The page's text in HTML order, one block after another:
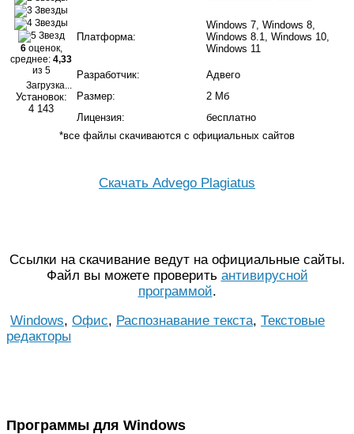
6оценок,
среднее: 4,33
из 5
Загрузка...
Установок:
4 143
Платформа:
Windows 7, Windows 8,
Windows 8.1, Windows 10,
Windows 11
Разработчик:
Адвего
Размер:
2 Мб
Лицензия:
бесплатно
*все файлы скачиваются с официальных сайтов
Скачать Advego Plagiatus
Ссылки на скачивание ведут на официальные сайты.
Файл вы можете проверить антивирусной
программой.
Windows, Офис, Распознавание текста, Текстовые
редакторы
Программы для Windows